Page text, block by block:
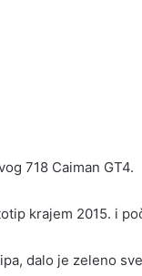
718 Caiman GT4.
krajem 2015. i
dalo je zeleno